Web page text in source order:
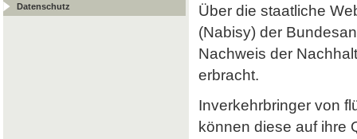
Datenschutz
Über die staatliche
(Nabisy) der
Nachweis der
erbracht.
Inverkehrbringer von
können diese auf ihre